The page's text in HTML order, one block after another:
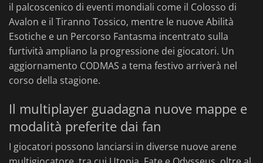
il palcoscenico di eventi mondiali come il Colosso di
Avalon e il Tiranno Tossico, mentre le nuove Abilità
Esotiche e un Percorso Fantasma incentrato sulla
furtività ampliano la progressione dei giocatori. Un
aggiornamento CODMAS a tema festivo arriverà nel
corso della stagione.
Il multiplayer guadagna nuove mappe e
modalità preferite dai fan
I giocatori possono lanciarsi in diverse nuove arene